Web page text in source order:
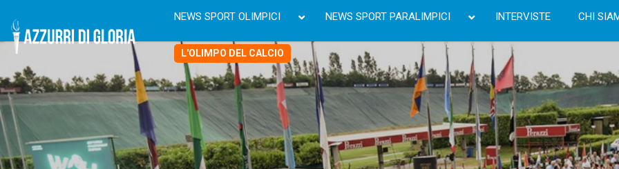
NEWS SPORT OLIMPICI NEWS SPORT PARALIMPICI INTERVISTE CHI
L'OLIMPO DEL CALCIO